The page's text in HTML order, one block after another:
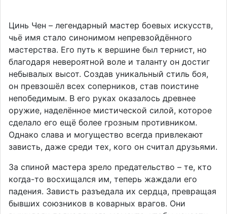
Цинь Чен – легендарный мастер боевых искусств,
чьё имя стало синонимом непревзойдённого
мастерства. Его путь к вершине был тернист, но
благодаря невероятной воле и таланту он достиг
небывалых высот. Создав уникальный стиль боя,
он превзошёл всех соперников, став поистине
непобедимым. В его руках оказалось древнее
оружие, наделённое мистической силой, которое
сделало его ещё более грозным противником.
Однако слава и могущество всегда привлекают
зависть, даже среди тех, кого он считал друзьями.
За спиной мастера зрело предательство – те, кто
когда-то восхищался им, теперь жаждали его
падения. Зависть разъедала их сердца, превращая
бывших союзников в коварных врагов. Они